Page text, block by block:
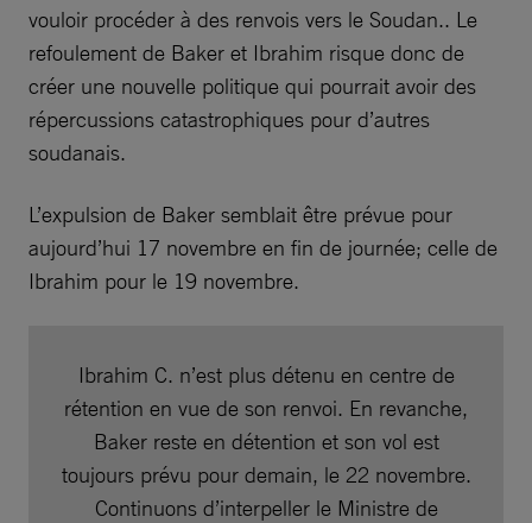
vouloir procéder à des renvois vers le Soudan.. Le
refoulement de Baker et Ibrahim risque donc de
créer une nouvelle politique qui pourrait avoir des
répercussions catastrophiques pour d’autres
soudanais.
L’expulsion de Baker semblait être prévue pour
aujourd’hui 17 novembre en fin de journée; celle de
Ibrahim pour le 19 novembre.
Ibrahim C. n’est plus détenu en centre de
rétention en vue de son renvoi. En revanche,
Baker reste en détention et son vol est
toujours prévu pour demain, le 22 novembre.
Continuons d’interpeller le Ministre de